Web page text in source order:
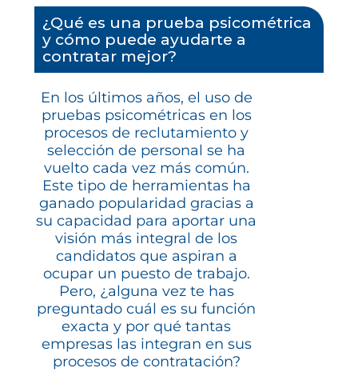
¿Qué es una prueba psicométrica
y cómo puede ayudarte a
contratar mejor?
En los últimos años, el uso de
pruebas psicométricas en los
procesos de reclutamiento y
selección de personal se ha
vuelto cada vez más común.
Este tipo de herramientas ha
ganado popularidad gracias a
su capacidad para aportar una
visión más integral de los
candidatos que aspiran a
ocupar un puesto de trabajo.
Pero, ¿alguna vez te has
preguntado cuál es su función
exacta y por qué tantas
empresas las integran en sus
procesos de contratación?